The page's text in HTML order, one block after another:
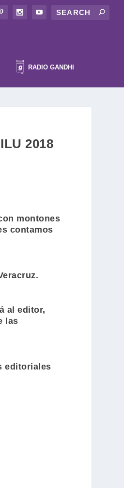
RADIO GANDHI
2018
montones
contamos
al editor,
las
editoriales